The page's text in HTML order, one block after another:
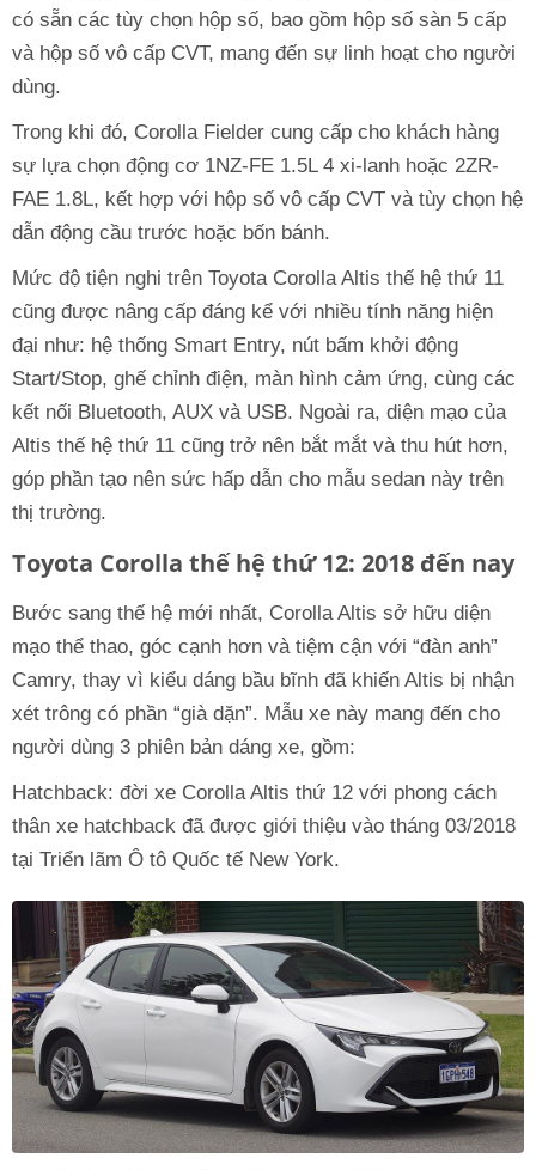
có sẵn các tùy chọn hộp số, bao gồm hộp số sàn 5 cấp
và hộp số vô cấp CVT, mang đến sự linh hoạt cho người
dùng.
Trong khi đó, Corolla Fielder cung cấp cho khách hàng
sự lựa chọn động cơ 1NZ-FE 1.5L 4 xi-lanh hoặc 2ZR-
FAE 1.8L, kết hợp với hộp số vô cấp CVT và tùy chọn hệ
dẫn động cầu trước hoặc bốn bánh.
Mức độ tiện nghi trên Toyota Corolla Altis thế hệ thứ 11
cũng được nâng cấp đáng kể với nhiều tính năng hiện
đại như: hệ thống Smart Entry, nút bấm khởi động
Start/Stop, ghế chỉnh điện, màn hình cảm ứng, cùng các
kết nối Bluetooth, AUX và USB. Ngoài ra, diện mạo của
Altis thế hệ thứ 11 cũng trở nên bắt mắt và thu hút hơn,
góp phần tạo nên sức hấp dẫn cho mẫu sedan này trên
thị trường.
Toyota Corolla thế hệ thứ 12: 2018 đến nay
Bước sang thế hệ mới nhất, Corolla Altis sở hữu diện
mạo thể thao, góc cạnh hơn và tiệm cận với “đàn anh”
Camry, thay vì kiểu dáng bầu bĩnh đã khiến Altis bị nhận
xét trông có phần “già dặn”. Mẫu xe này mang đến cho
người dùng 3 phiên bản dáng xe, gồm:
Hatchback: đời xe Corolla Altis thứ 12 với phong cách
thân xe hatchback đã được giới thiệu vào tháng 03/2018
tại Triển lãm Ô tô Quốc tế New York.